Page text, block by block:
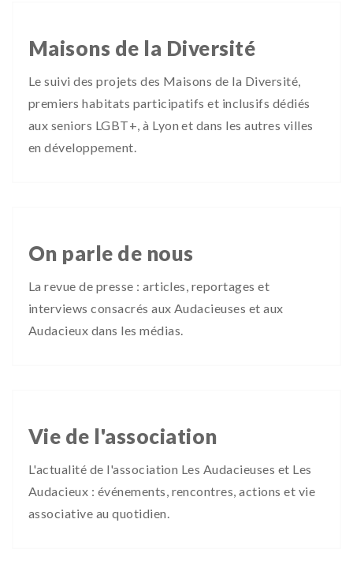
Maisons de la Diversité
Le suivi des projets des Maisons de la Diversité,
premiers habitats participatifs et inclusifs dédiés
aux seniors LGBT+, à Lyon et dans les autres villes
en développement.
On parle de nous
La revue de presse : articles, reportages et
interviews consacrés aux Audacieuses et aux
Audacieux dans les médias.
Vie de l'association
L'actualité de l'association Les Audacieuses et Les
Audacieux : événements, rencontres, actions et vie
associative au quotidien.